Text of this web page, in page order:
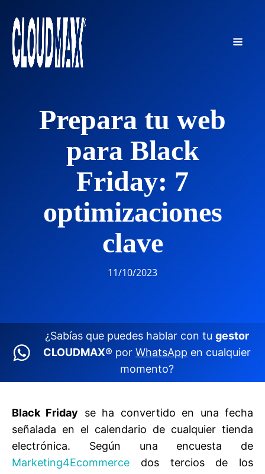
Prepara tu web
para Black
Friday: 7
optimizaciones
clave
11/10/2023
¿Sabías que puedes hablar con tu gestor
CLOUDMAX® por WhatsApp en cualquier
momento?
Black Friday se ha convertido en una fecha
señalada en el calendario de cualquier tienda
electrónica. Según una encuesta de
Marketing4Ecommerce dos tercios de los